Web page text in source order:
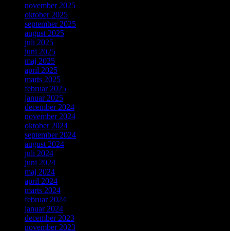
november 2025
oktober 2025
september 2025
august 2025
juli 2025
juni 2025
maj 2025
april 2025
marts 2025
februar 2025
januar 2025
december 2024
november 2024
oktober 2024
september 2024
august 2024
juli 2024
juni 2024
maj 2024
april 2024
marts 2024
februar 2024
januar 2024
december 2023
november 2023